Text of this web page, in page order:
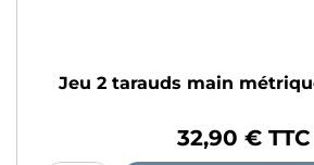
Jeu 2 tarauds main
32,90 € TTC